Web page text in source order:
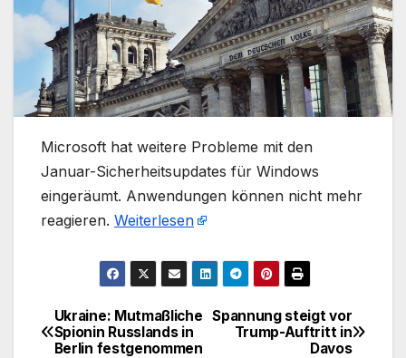
​Microsoft hat weitere Probleme mit den
Januar-Sicherheitsupdates für Windows
eingeräumt. Anwendungen können nicht mehr
reagieren. Weiterlesen
Beitragsnavigation
Spannung steigt vor
Trump-Auftritt in
Davos
Ukraine: Mutmaßliche
Spionin Russlands in
Berlin festgenommen